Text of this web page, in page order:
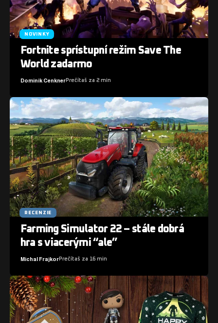
NOVINKY
Fortnite sprístupní režim Save The
World zadarmo
Dominik CenknerPrečítaš za 2 min
RECENZIE
Farming Simulator 22 – stále dobrá
hra s viacerými “ale”
Michal FrajkorPrečítaš za 16 min